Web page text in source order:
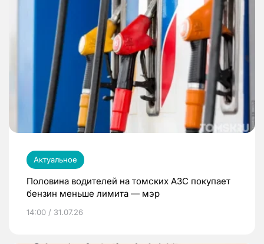
Актуальное
Половина водителей на томских АЗС покупает
бензин меньше лимита — мэр
14:00 / 31.07.26